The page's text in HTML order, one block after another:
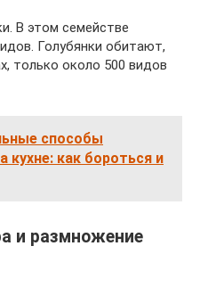
В этом семействе
Голубянки обитают,
только около 500 видов
способы
кухне: как бороться и
и размножение